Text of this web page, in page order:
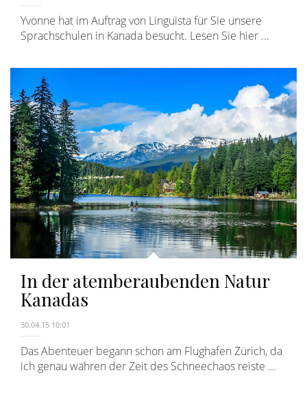
Yvonne hat im Auftrag von Linguista für Sie unsere
Sprachschulen in Kanada besucht. Lesen Sie hier ...
In der atemberaubenden Natur
Kanadas
30.04.15 10:01
Das Abenteuer begann schon am Flughafen Zürich, da
ich genau währen der Zeit des Schneechaos reiste ...